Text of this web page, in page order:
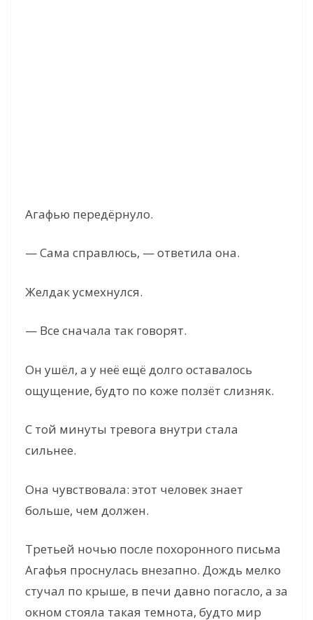
Агафью передёрнуло.
— Сама справлюсь, — ответила она.
Желдак усмехнулся.
— Все сначала так говорят.
Он ушёл, а у неё ещё долго оставалось
ощущение, будто по коже ползёт слизняк.
С той минуты тревога внутри стала
сильнее.
Она чувствовала: этот человек знает
больше, чем должен.
Третьей ночью после похоронного письма
Агафья проснулась внезапно. Дождь мелко
стучал по крыше, в печи давно погасло, а за
окном стояла такая темнота, будто мир